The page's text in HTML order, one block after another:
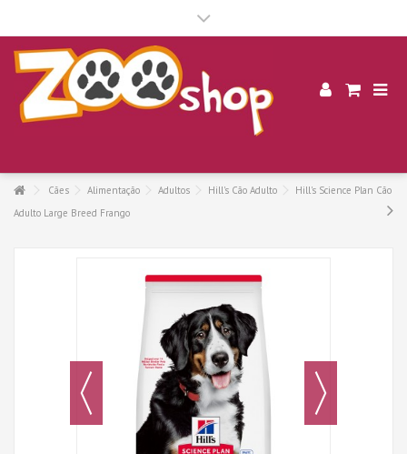
Cães Alimentação Adultos Hill's Cão Adulto
Hill's Science Plan Cão
Adulto Large Breed Frango